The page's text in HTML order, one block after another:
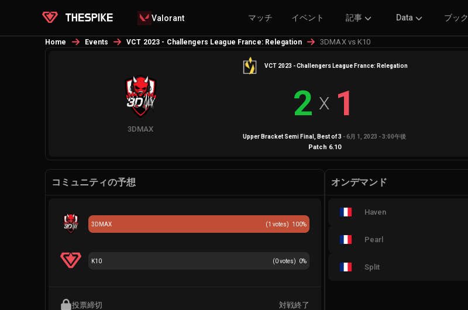
Valorant マッチ イベント 記事 Data ブッ
Home Events VCT 2023 - Challengers League France: Relegation 3DMAX vs K10
VCT 2023 - Challengers League France: Relegation
3DMAX
2 X 1
Upper Bracket Semi Final , Best of3 -6月 1, 2023 - 3:00午後
Patch 6.10
コミュニティの予想
(1 votes) 100%
3DMAX
(0votes) 0%
K10
投票締切 対戦終了
オンデマンド
Haven
Pearl
Split